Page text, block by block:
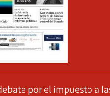
por el impuesto a